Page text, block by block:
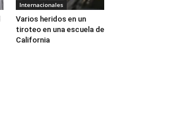
Internacionales
Varios heridos en un
tiroteo en una escuela de
California